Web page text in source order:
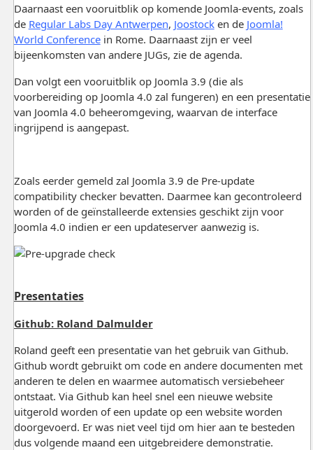
Daarnaast een vooruitblik op komende Joomla-events, zoals
de Regular Labs Day Antwerpen, Joostocken de Joomla!
World Conferencein Rome. Daarnaast zijn er veel
bijeenkomsten van andere JUGs, zie de agenda.
Dan volgt een vooruitblik op Joomla 3.9 (die als
voorbereiding op Joomla 4.0 zal fungeren) en een presentatie
van Joomla 4.0 beheeromgeving, waarvan de interface
ingrijpend is aangepast.
Zoals eerder gemeld zal Joomla 3.9 de Pre-update
compatibility checker bevatten. Daarmee kan gecontroleerd
worden of de geïnstalleerde extensies geschikt zijn voor
Joomla 4.0 indien er een updateserver aanwezig is.
Presentaties
Github: Roland Dalmulder
Roland geeft een presentatie van het gebruik van Github.
Github wordt gebruikt om code en andere documenten met
anderen te delen en waarmee automatisch versiebeheer
ontstaat. Via Github kan heel snel een nieuwe website
uitgerold worden of een update op een website worden
doorgevoerd. Er was niet veel tijd om hier aan te besteden
dus volgende maand een uitgebreidere demonstratie.